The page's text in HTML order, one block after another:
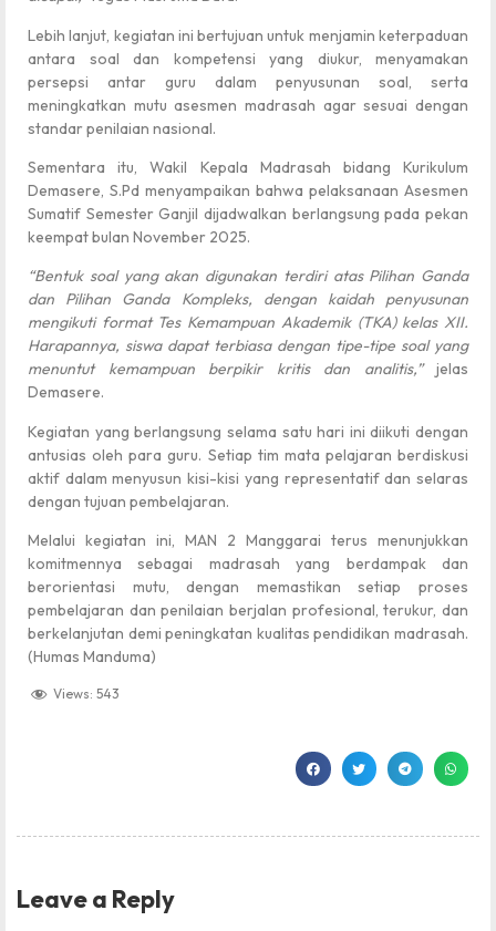
Lebih lanjut, kegiatan ini bertujuan untuk menjamin keterpaduan
antara soal dan kompetensi yang diukur, menyamakan
persepsi antar guru dalam penyusunan soal, serta
meningkatkan mutu asesmen madrasah agar sesuai dengan
standar penilaian nasional.
Sementara itu, Wakil Kepala Madrasah bidang Kurikulum
Demasere, S.Pd menyampaikan bahwa pelaksanaan Asesmen
Sumatif Semester Ganjil dijadwalkan berlangsung pada pekan
keempat bulan November 2025.
“Bentuk soal yang akan digunakan terdiri atas Pilihan Ganda
dan Pilihan Ganda Kompleks, dengan kaidah penyusunan
mengikuti format Tes Kemampuan Akademik (TKA) kelas XII.
Harapannya, siswa dapat terbiasa dengan tipe-tipe soal yang
menuntut kemampuan berpikir kritis dan analitis,”jelas
Demasere.
Kegiatan yang berlangsung selama satu hari ini diikuti dengan
antusias oleh para guru. Setiap tim mata pelajaran berdiskusi
aktif dalam menyusun kisi-kisi yang representatif dan selaras
dengan tujuan pembelajaran.
Melalui kegiatan ini, MAN 2 Manggarai terus menunjukkan
komitmennya sebagai madrasah yang berdampak dan
berorientasi mutu, dengan memastikan setiap proses
pembelajaran dan penilaian berjalan profesional, terukur, dan
berkelanjutan demi peningkatan kualitas pendidikan madrasah.
(Humas Manduma)
Views: 543
Leave a Reply